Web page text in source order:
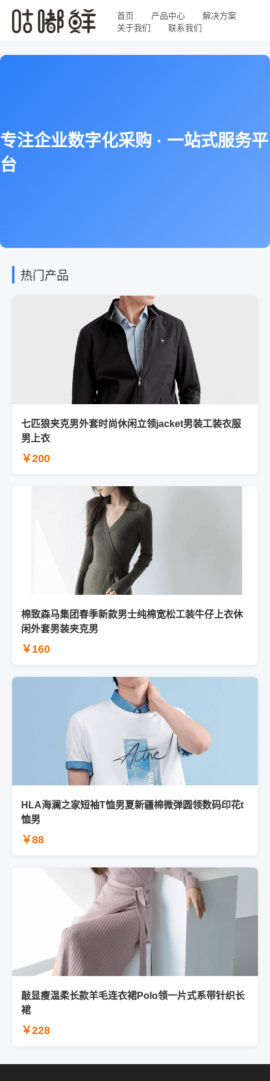
首页 产品中心
解决方案
关于我们
联系我们
专注企业数字化采购 · 一站式服务平
台
热门产品
七匹狼夹克男外套时尚休闲立领jacket男装工装衣服
男上衣
￥200
棉致森马集团春季新款男士纯棉宽松工装牛仔上衣休
闲外套男装夹克男
￥160
HLA海澜之家短袖T恤男夏新疆棉微弹圆领数码印花t
恤男
￥88
敲显瘦温柔长款羊毛连衣裙Polo领一片式系带针织长
裙
￥228